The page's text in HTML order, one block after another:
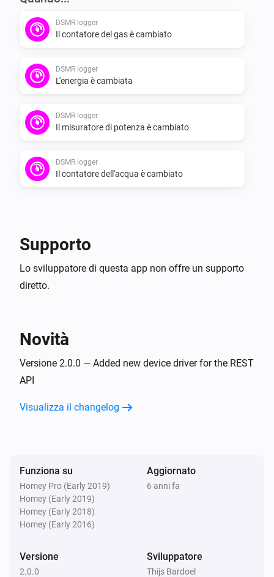
DSMR logger
Il contatore del gas è cambiato
DSMR logger
L'energia è cambiata
DSMR logger
Il misuratore di potenza è cambiato
DSMR logger
Il contatore dell'acqua è cambiato
Supporto
Lo sviluppatore di questa app non offre un supporto
diretto.
Novità
Versione 2.0.0 — Added new device driver for the REST
API
Visualizza il changelog
Funziona su
Homey Pro (Early 2019)
Homey (Early 2019)
Homey (Early 2018)
Homey (Early 2016)
Aggiornato
6 anni fa
Versione
2.0.0
Sviluppatore
Thijs Bardoel